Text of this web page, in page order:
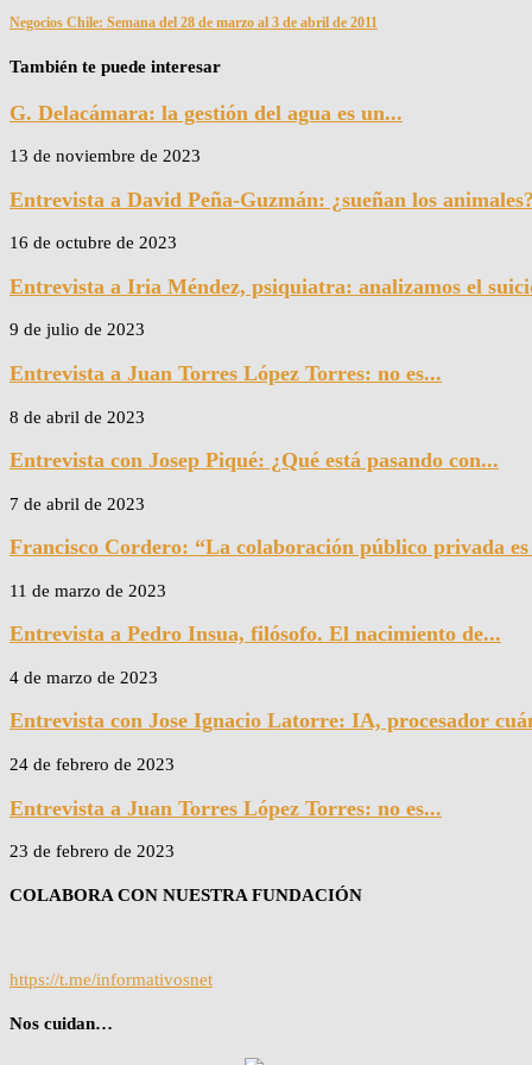
Negocios Chile: Semana del 28 de marzo al 3 de abril de 2011
También te puede interesar
G. Delacámara: la gestión del agua es un...
13 de noviembre de 2023
Entrevista a David Peña-Guzmán: ¿sueñan los animales?
16 de octubre de 2023
Entrevista a Iria Méndez, psiquiatra: analizamos el
9 de julio de 2023
Entrevista a Juan Torres López Torres: no es...
8 de abril de 2023
Entrevista con Josep Piqué: ¿Qué está pasando con...
7 de abril de 2023
Francisco Cordero: “La colaboración público privada
11 de marzo de 2023
Entrevista a Pedro Insua, filósofo. El nacimiento de...
4 de marzo de 2023
Entrevista con Jose Ignacio Latorre: IA, procesador
24 de febrero de 2023
Entrevista a Juan Torres López Torres: no es...
23 de febrero de 2023
COLABORA CON NUESTRA FUNDACIÓN
https://t.me/informativosnet
Nos cuidan…